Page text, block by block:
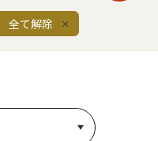
全て解除